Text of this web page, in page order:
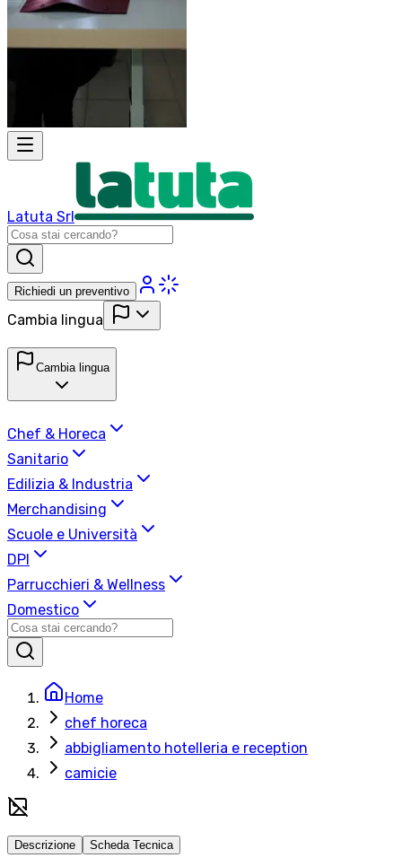
Latuta Srl
Richiedi un preventivo
Cambia lingua
Cambia lingua
Chef & Horeca
Sanitario
Edilizia & Industria
Merchandising
Scuole e Università
DPI
Parrucchieri & Wellness
Domestico
Home
chef horeca
abbigliamento hotelleria e reception
camicie
Descrizione Scheda Tecnica